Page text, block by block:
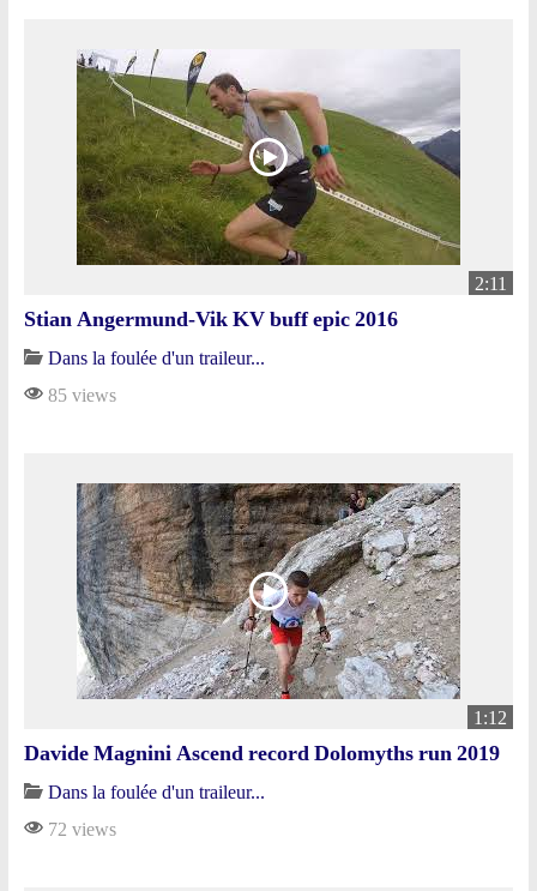
2:11
Stian Angermund-Vik KV buff epic 2016
Dans la foulée d'un traileur...
85 views
1:12
Davide Magnini Ascend record Dolomyths run 2019
Dans la foulée d'un traileur...
72 views